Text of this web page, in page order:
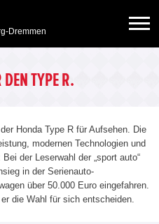
Dremmen
DEN TYPE R.
Honda Type R für Aufsehen. Die
modernen Technologien und
der Leserwahl der „sport auto“
in der Serienauto-
über 50.000 Euro eingefahren.
die Wahl für sich entscheiden.